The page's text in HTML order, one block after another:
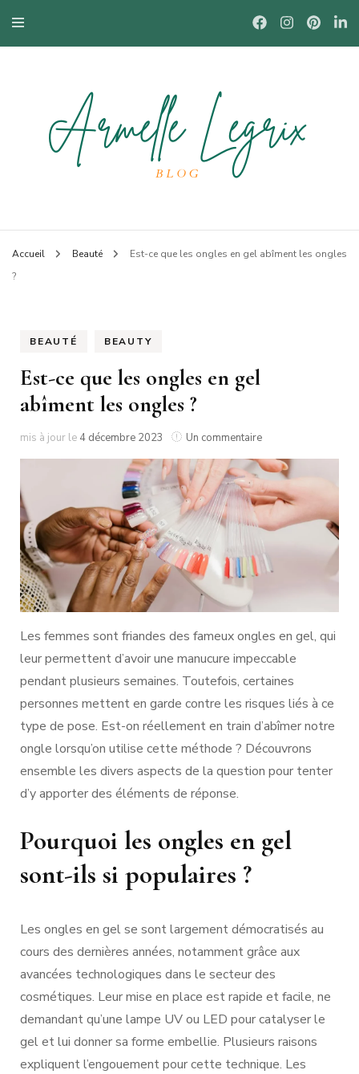
Armelle
Accueil Beauté
Est-ce que les ongles en gel abîment les ongles
?
BEAUTÉ BEAUTY
Est-ce que les ongles en gel
abîment les ongles ?
mis à jour le 4 décembre 2023 Un commentairesur
ce
que
les
ongles
en
gel
abîment
?
Les femmes sont friandes des fameux ongles en gel, qui
leur permettent d’avoir une manucure impeccable
pendant plusieurs semaines. Toutefois, certaines
personnes mettent en garde contre les risques liés à ce
type de pose. Est-on réellement en train d’abîmer notre
ongle lorsqu’on utilise cette méthode ? Découvrons
ensemble les divers aspects de la question pour tenter
d’y apporter des éléments de réponse.
Pourquoi les ongles en gel
sont-ils si populaires ?
Les ongles en gel se sont largement démocratisés au
cours des dernières années, notamment grâce aux
avancées technologiques dans le secteur des
cosmétiques. Leur mise en place est rapide et facile, ne
demandant qu’une lampe UV ou LED pour catalyser le
gel et lui donner sa forme embellie. Plusieurs raisons
expliquent l’engouement pour cette technique. Les